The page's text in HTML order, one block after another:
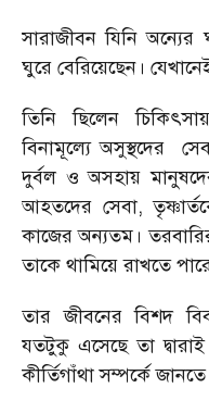
সারাজীবন যিনি অন্যের
ঘুরে বেরিয়েছেন।
তিনি ছিলেন
বিনামূল্যে অসুস্থদের
দুর্বল ও অসহায়
আহতদের সেবা,
কাজের অন্যতম।
তাকে থামিয়ে রাখতে
তার জীবনের বিশদ
যতটুকু এসেছে তা
কীর্তিগাঁথা সম্পর্কে